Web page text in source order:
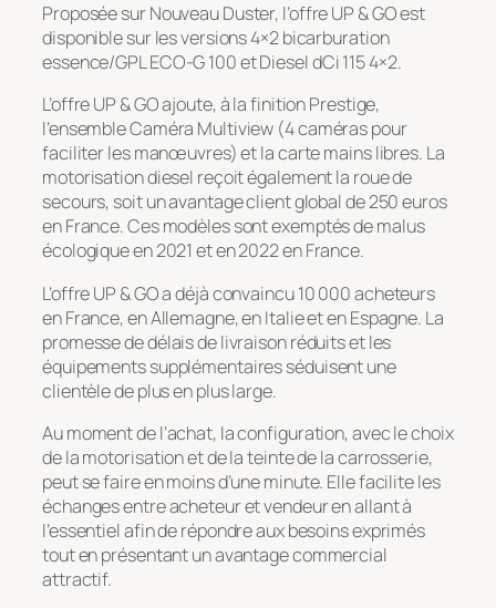
Proposée sur Nouveau Duster, l’offre UP & GO est
disponible sur les versions 4×2 bicarburation
essence/GPL ECO-G 100 et Diesel dCi 115 4×2.
L’offre UP & GO ajoute, à la finition Prestige,
l’ensemble Caméra Multiview (4 caméras pour
faciliter les manœuvres) et la carte mains libres. La
motorisation diesel reçoit également la roue de
secours, soit un avantage client global de 250 euros
en France. Ces modèles sont exemptés de malus
écologique en 2021 et en 2022 en France.
L’offre UP & GO a déjà convaincu 10 000 acheteurs
en France, en Allemagne, en Italie et en Espagne. La
promesse de délais de livraison réduits et les
équipements supplémentaires séduisent une
clientèle de plus en plus large.
Au moment de l’achat, la configuration, avec le choix
de la motorisation et de la teinte de la carrosserie,
peut se faire en moins d’une minute. Elle facilite les
échanges entre acheteur et vendeur en allant à
l’essentiel afin de répondre aux besoins exprimés
tout en présentant un avantage commercial
attractif.